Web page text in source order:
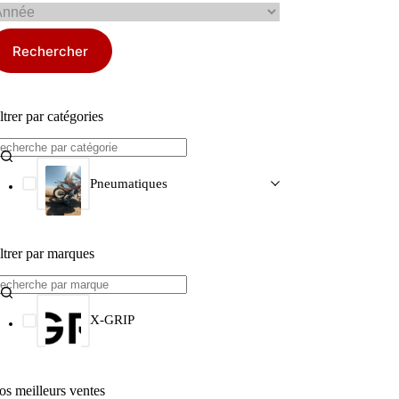
Rechercher
par catégories
Pneumatiques
par marques
X-GRIP
meilleurs ventes